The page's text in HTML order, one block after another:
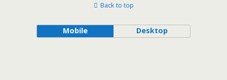
Back to top
Mobile Desktop